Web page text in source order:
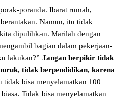
poranda. Ibarat rumah,
Namun, itu tidak
dipulihkan. Marilah dengan
bagian dalam pekerjaan-
lakukan?” Jangan berpikir tidak
tidak berpendidikan, karena
tidak bisa menyelamatkan 100
Tidak bisa menyelamatkan